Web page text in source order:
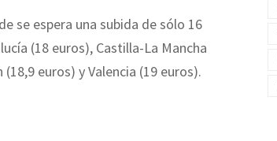
se espera una subida de sólo 16
(18 euros), Castilla-La Mancha
euros) y Valencia (19 euros).